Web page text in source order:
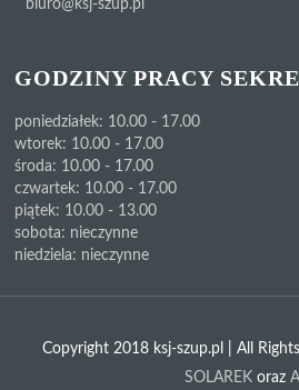
biuro@ksj-szup.pl
GODZINY PRACY
poniedziałek: 10.00 - 17.00
wtorek: 10.00 - 17.00
środa: 10.00 - 17.00
czwartek: 10.00 - 17.00
piątek: 10.00 - 13.00
sobota: nieczynne
niedziela: nieczynne
Copyright 2018 ksj-szup.pl | All
SOLAREK oraz